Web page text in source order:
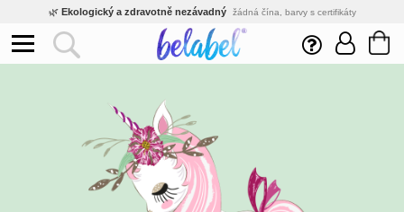
🌿 Ekologický a zdravotně nezávadný žádná čína, barvy s certifikáty
Inovativní výroba vlastní vývoj, nejnovější technologie
Rychlé dodání expedujeme do 24h
Kvalita pod kontrolou
Eshop s tradicí od roku 2010